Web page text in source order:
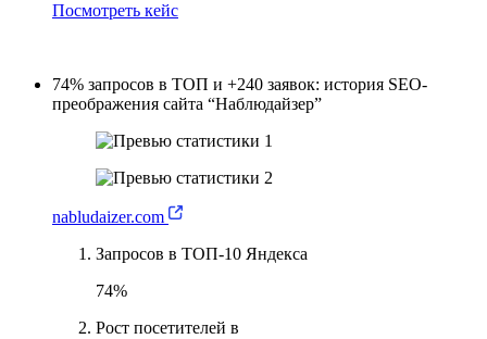
Посмотреть кейс
74% запросов в ТОП и +240 заявок: история SEO-
преображения сайта “Наблюдайзер”
nabludaizer.com
Запросов в ТОП-10 Яндекса
74%
Рост посетителей в